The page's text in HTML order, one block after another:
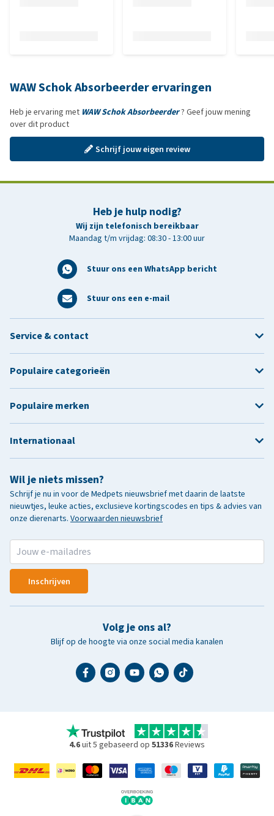
WAW Schok Absorbeerder ervaringen
Heb je ervaring met WAW Schok Absorbeerder? Geef jouw mening
over dit product
Schrijf jouw eigen review
Heb je hulp nodig?
Wij zijn telefonisch bereikbaar
Maandag t/m vrijdag: 08:30 - 13:00 uur
Stuur ons een WhatsApp bericht
Stuur ons een e-mail
Wil je niets missen?
Schrijf je nu in voor de Medpets nieuwsbrief met daarin de laatste
nieuwtjes, leuke acties, exclusieve kortingscodes en tips & advies van
onze dierenarts. Voorwaarden nieuwsbrief
Inschrijven
Volg je ons al?
Blijf op de hoogte via onze social media kanalen
Service & contact
Populaire categorieën
Populaire merken
Internationaal
4.6uit 5 gebaseerd op 51336Reviews